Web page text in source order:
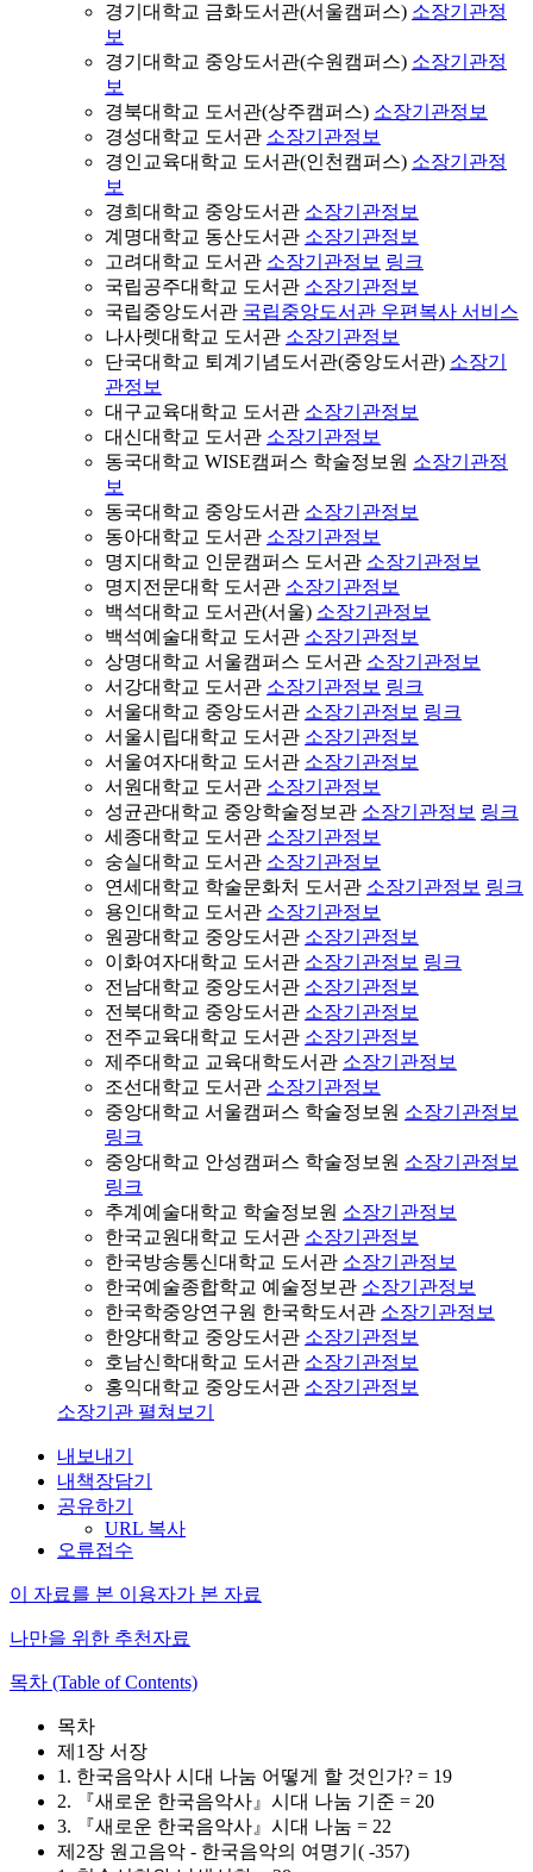
경기대학교 금화도서관(서울캠퍼스) 소장기관정
보
경기대학교 중앙도서관(수원캠퍼스) 소장기관정
보
경북대학교 도서관(상주캠퍼스) 소장기관정보
경성대학교 도서관 소장기관정보
경인교육대학교 도서관(인천캠퍼스) 소장기관정
보
경희대학교 중앙도서관 소장기관정보
계명대학교 동산도서관 소장기관정보
고려대학교 도서관 소장기관정보 링크
국립공주대학교 도서관 소장기관정보
국립중앙도서관 국립중앙도서관 우편복사 서비스
나사렛대학교 도서관 소장기관정보
단국대학교 퇴계기념도서관(중앙도서관) 소장기
관정보
대구교육대학교 도서관 소장기관정보
대신대학교 도서관 소장기관정보
동국대학교 WISE캠퍼스 학술정보원 소장기관정
보
동국대학교 중앙도서관 소장기관정보
동아대학교 도서관 소장기관정보
명지대학교 인문캠퍼스 도서관 소장기관정보
명지전문대학 도서관 소장기관정보
백석대학교 도서관(서울) 소장기관정보
백석예술대학교 도서관 소장기관정보
상명대학교 서울캠퍼스 도서관 소장기관정보
서강대학교 도서관 소장기관정보 링크
서울대학교 중앙도서관 소장기관정보 링크
서울시립대학교 도서관 소장기관정보
서울여자대학교 도서관 소장기관정보
서원대학교 도서관 소장기관정보
성균관대학교 중앙학술정보관 소장기관정보 링크
세종대학교 도서관 소장기관정보
숭실대학교 도서관 소장기관정보
연세대학교 학술문화처 도서관 소장기관정보 링크
용인대학교 도서관 소장기관정보
원광대학교 중앙도서관 소장기관정보
이화여자대학교 도서관 소장기관정보 링크
전남대학교 중앙도서관 소장기관정보
전북대학교 중앙도서관 소장기관정보
전주교육대학교 도서관 소장기관정보
제주대학교 교육대학도서관 소장기관정보
조선대학교 도서관 소장기관정보
중앙대학교 서울캠퍼스 학술정보원 소장기관정보
링크
중앙대학교 안성캠퍼스 학술정보원 소장기관정보
링크
추계예술대학교 학술정보원 소장기관정보
한국교원대학교 도서관 소장기관정보
한국방송통신대학교 도서관 소장기관정보
한국예술종합학교 예술정보관 소장기관정보
한국학중앙연구원 한국학도서관 소장기관정보
한양대학교 중앙도서관 소장기관정보
호남신학대학교 도서관 소장기관정보
홍익대학교 중앙도서관 소장기관정보
소장기관 펼쳐보기
내보내기
내책장담기
공유하기
URL 복사
오류접수
이 자료를 본 이용자가 본 자료
나만을 위한 추천자료
목차 (Table of Contents)
목차
제1장 서장
1. 한국음악사 시대 나눔 어떻게 할 것인가? = 19
2. 『새로운 한국음악사』시대 나눔 기준 = 20
3. 『새로운 한국음악사』시대 나눔 = 22
제2장 원고음악 - 한국음악의 여명기( -357)